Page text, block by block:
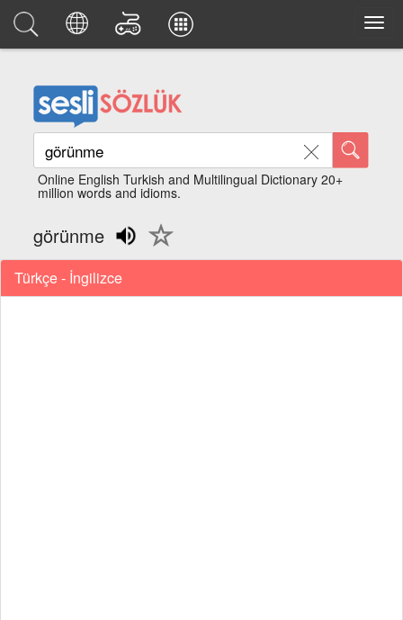
Online English Turkish and Multilingual Dictionary 20+
million words and idioms.
görünme
Türkçe - İngilizce